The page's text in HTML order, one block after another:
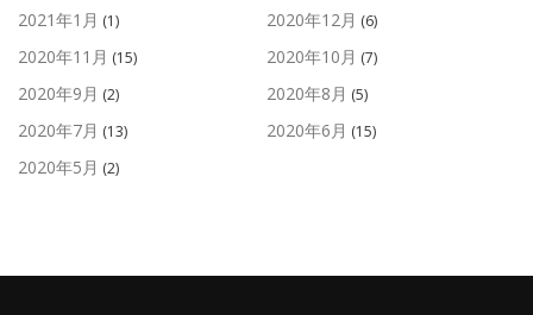
2021年1月 (1) 2020年12月 (6)
2020年11月 (15) 2020年10月 (7)
2020年9月 (2) 2020年8月 (5)
2020年7月 (13) 2020年6月 (15)
2020年5月 (2)